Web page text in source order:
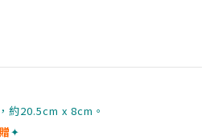
約20.5cm x 8cm。
✦